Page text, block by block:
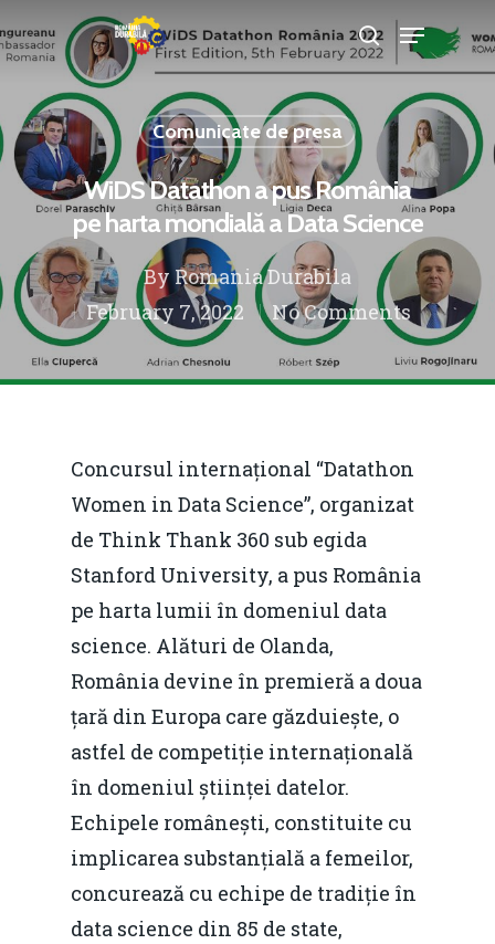
Hit enter to search or ESC to close
Comunicate de presa
WiDS Datathon a pus România
pe harta mondială a Data Science
ByRomania Durabila
February 7, 2022
No Comments
Concursul internațional “Datathon
Women in Data Science”, organizat
de Think Thank 360 sub egida
Stanford University, a pus România
pe harta lumii în domeniul data
science. Alături de Olanda,
România devine în premieră a doua
țară din Europa care găzduiește, o
astfel de competiție internațională
în domeniul științei datelor.
Echipele românești, constituite cu
implicarea substanțială a femeilor,
concurează cu echipe de tradiție în
data science din 85 de state,